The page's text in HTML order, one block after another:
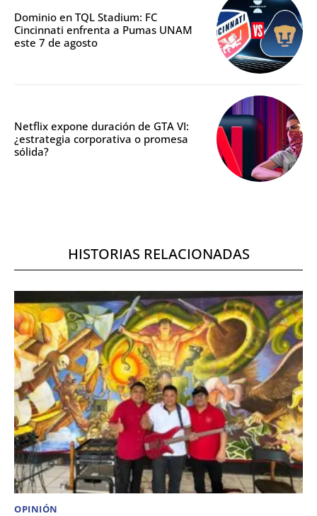
Dominio en TQL Stadium: FC
Cincinnati enfrenta a Pumas UNAM
este 7 de agosto
Netflix expone duración de GTA VI:
¿estrategia corporativa o promesa
sólida?
HISTORIAS RELACIONADAS
OPINIÓN